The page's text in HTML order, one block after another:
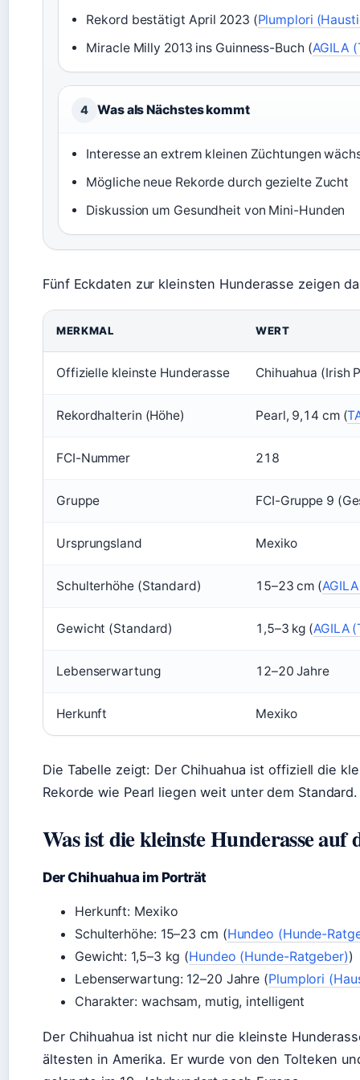
Rekord bestätigt April 2023 (Plumplori
Miracle Milly 2013 ins Guinness-Buch (AGILA
4 Was als Nächstes kommt
Interesse an extrem kleinen Züchtungen
Mögliche neue Rekorde durch gezielte Zucht
Diskussion um Gesundheit von Mini-Hunden
Fünf Eckdaten zur kleinsten Hunderasse zeigen
MERKMAL WERT
Offizielle kleinste Hunderasse Chihuahua (Irish
Rekordhalterin (Höhe) Pearl, 9,14 cm (
FCI-Nummer 218
Gruppe FCI-Gruppe 9
Ursprungsland Mexiko
Schulterhöhe (Standard) 15–23 cm (
Gewicht (Standard) 1,5–3 kg (AGILA
Lebenserwartung 12–20 Jahre
Herkunft Mexiko
Die Tabelle zeigt: Der Chihuahua ist offiziell die
Rekorde wie Pearl liegen weit unter dem Standard.
Was ist die kleinste Hunderasse auf
Der Chihuahua im Porträt
Herkunft: Mexiko
Schulterhöhe: 15–23 cm (Hundeo (Hunde-
Gewicht: 1,5–3 kg (Hundeo (Hunde-Ratgeber))
Lebenserwartung: 12–20 Jahre (Plumplori
Charakter: wachsam, mutig, intelligent
Der Chihuahua ist nicht nur die kleinste
ältesten in Amerika. Er wurde von den Tolteken